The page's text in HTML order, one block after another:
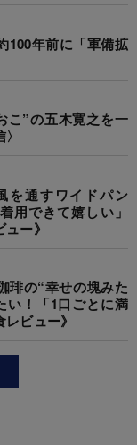
100年前に「軍備拡
こ”の五木寛之を一
を通すワイドパン
用できて嬉しい」
ー》
琲の“幸せの塊みた
い！「1口ごとに満
ビュー》